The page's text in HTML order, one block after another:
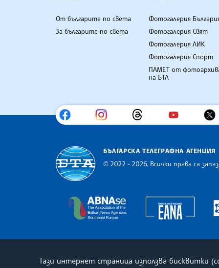
От българите по света
За българите по света
Фотогалерия
Фотогалерия Свят
Фотогалерия ЛИК
Фотогалерия Спорт
ПАМЕТ от
на БТА
БЪЛГАРСКА ТЕЛЕГРАФНА АГЕНЦИЯ
© 2022 - 2026, Всички права са
The Assocoation of the
Тази интернет страница използва бисквитки